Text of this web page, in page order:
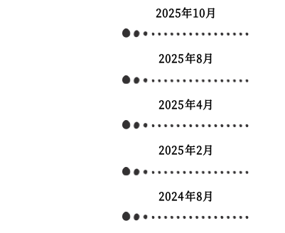
2025年10月
2025年8月
2025年4月
2025年2月
2024年8月